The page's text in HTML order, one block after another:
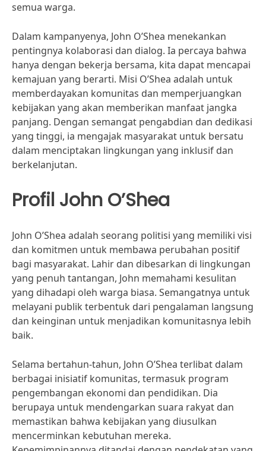
semua warga.
Dalam kampanyenya, John O’Shea menekankan
pentingnya kolaborasi dan dialog. Ia percaya bahwa
hanya dengan bekerja bersama, kita dapat mencapai
kemajuan yang berarti. Misi O’Shea adalah untuk
memberdayakan komunitas dan memperjuangkan
kebijakan yang akan memberikan manfaat jangka
panjang. Dengan semangat pengabdian dan dedikasi
yang tinggi, ia mengajak masyarakat untuk bersatu
dalam menciptakan lingkungan yang inklusif dan
berkelanjutan.
Profil John O’Shea
John O’Shea adalah seorang politisi yang memiliki visi
dan komitmen untuk membawa perubahan positif
bagi masyarakat. Lahir dan dibesarkan di lingkungan
yang penuh tantangan, John memahami kesulitan
yang dihadapi oleh warga biasa. Semangatnya untuk
melayani publik terbentuk dari pengalaman langsung
dan keinginan untuk menjadikan komunitasnya lebih
baik.
Selama bertahun-tahun, John O’Shea terlibat dalam
berbagai inisiatif komunitas, termasuk program
pengembangan ekonomi dan pendidikan. Dia
berupaya untuk mendengarkan suara rakyat dan
memastikan bahwa kebijakan yang diusulkan
mencerminkan kebutuhan mereka.